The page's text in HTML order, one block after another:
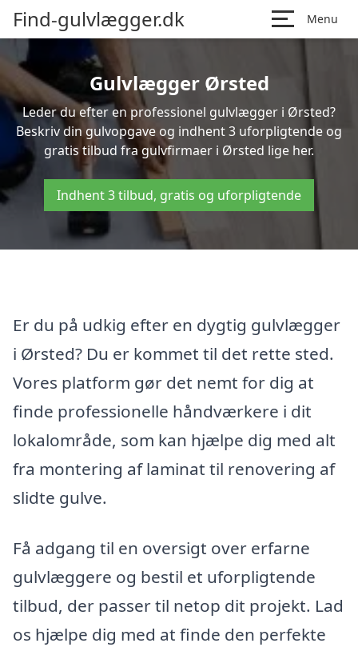
Find-gulvlægger.dk Menu
Gulvlægger Ørsted
Leder du efter en professionel gulvlægger i Ørsted?
Beskriv din gulvopgave og indhent 3 uforpligtende og
gratis tilbud fra gulvfirmaer i Ørsted lige her.
Indhent 3 tilbud, gratis og uforpligtende
Er du på udkig efter en dygtig gulvlægger
i Ørsted? Du er kommet til det rette sted.
Vores platform gør det nemt for dig at
finde professionelle håndværkere i dit
lokalområde, som kan hjælpe dig med alt
fra montering af laminat til renovering af
slidte gulve.
Få adgang til en oversigt over erfarne
gulvlæggere og bestil et uforpligtende
tilbud, der passer til netop dit projekt. Lad
os hjælpe dig med at finde den perfekte